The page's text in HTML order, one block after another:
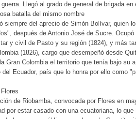
Llegó al grado de general de brigada en
batalla del mismo nombre
siempre del aprecio de Simón Bolívar, quien
después de Antonio José de Sucre.
y civil de Pasto y su región (1824), y más
(1826), cargo que desempeñó desde
Gran Colombia el territorio que tenía bajo su
del Ecuador, país que lo honra por ello como
de Riobamba, convocada por Flores en
por estar casado con una ecuatoriana, lo